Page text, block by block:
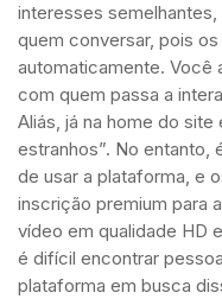
interesses
quem conversar, pois
automaticamente. Você
com quem passa a
Aliás, já na home do
estranhos”. No entanto,
de usar a plataforma, e
inscrição premium para
vídeo em qualidade HD
é difícil encontrar
plataforma em busca